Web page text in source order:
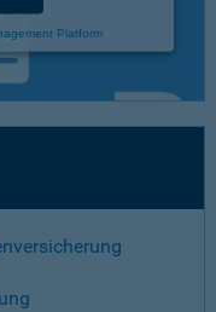
Platform